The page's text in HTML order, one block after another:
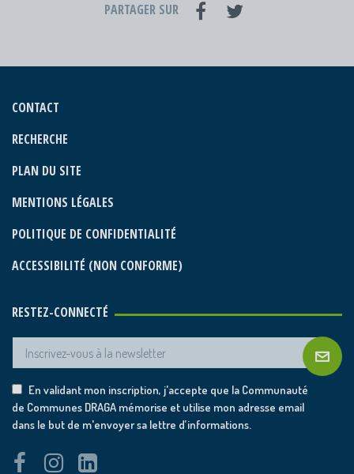
PARTAGER SUR
CONTACT
RECHERCHE
PLAN DU SITE
MENTIONS LÉGALES
POLITIQUE DE CONFIDENTIALITÉ
ACCESSIBILITÉ (NON CONFORME)
RESTEZ-CONNECTÉ
En validant mon inscription, j'accepte que la Communauté
de Communes DRAGA mémorise et utilise mon adresse email
dans le but de m'envoyer sa lettre d’informations.